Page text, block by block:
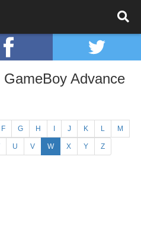
Advance
F G H J K L M
U V W X Y Z